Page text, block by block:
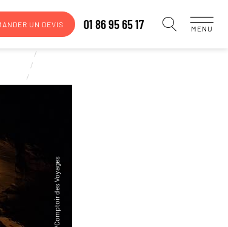
UN DEVIS 01 86 95 65 17 MENU